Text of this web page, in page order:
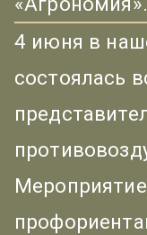
4 июня в
состоялась